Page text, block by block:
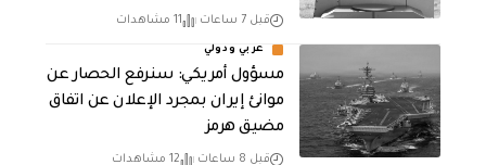
قبل 7 ساعات 11 مشاهدات
عربي ودولي
مسؤول أمريكي: سنرفع الحصار عن
موانئ إيران بمجرد الإعلان عن اتفاق
مضيق هرمز
قبل 8 ساعات 12 مشاهدات